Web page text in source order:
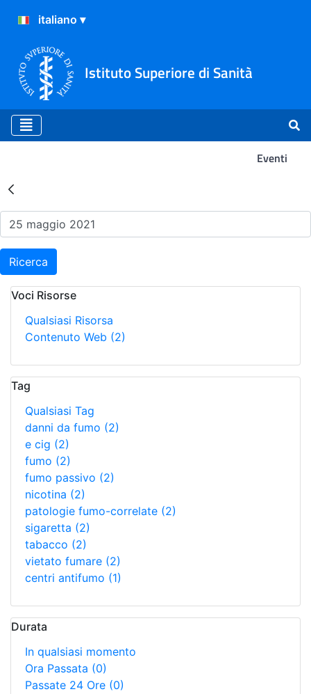
Istituto Superiore di Sanità
Eventi
Risultati della Ricerca -
Ricerca
Voci Risorse
Qualsiasi Risorsa
Contenuto Web (2)
Tag
Qualsiasi Tag
danni da fumo (2)
e cig (2)
fumo (2)
fumo passivo (2)
nicotina (2)
patologie fumo-correlate (2)
sigaretta (2)
tabacco (2)
vietato fumare (2)
centri antifumo (1)
Durata
In qualsiasi momento
Ora Passata (0)
Passate 24 Ore (0)